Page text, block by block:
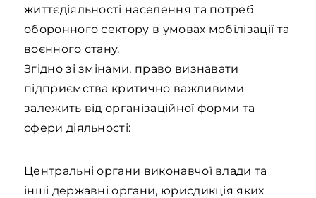
життєдіяльності населення та потреб
оборонного сектору в умовах мобілізації та
воєнного стану.
Згідно зі змінами, право визнавати
підприємства критично важливими
залежить від організаційної форми та
сфери діяльності:
Центральні органи виконавчої влади та
інші державні органи, юрисдикція яких